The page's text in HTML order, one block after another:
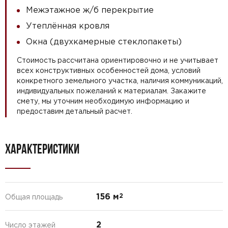
Межэтажное ж/б перекрытие
Утеплённая кровля
Окна (двухкамерные стеклопакеты)
Стоимость рассчитана ориентировочно и не учитывает
всех конструктивных особенностей дома, условий
конкретного земельного участка, наличия коммуникаций,
индивидуальных пожеланий к материалам. Закажите
смету, мы уточним необходимую информацию и
предоставим детальный расчет.
ХАРАКТЕРИСТИКИ
Общая площадь 156 м2
Число этажей 2